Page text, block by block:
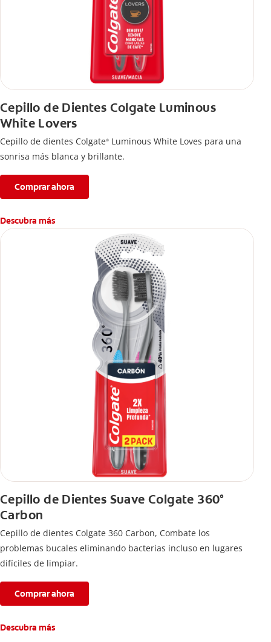
Cepillo de Dientes Colgate Luminous
White Lovers
Cepillo de dientes Colgate® Luminous White Loves para una
sonrisa más blanca y brillante.
Comprar ahora
Descubra más
Cepillo de Dientes Suave Colgate 360°
Carbon
Cepillo de dientes Colgate 360 ​​Carbon, Combate los
problemas bucales eliminando bacterias incluso en lugares
difíciles de limpiar.
Comprar ahora
Descubra más